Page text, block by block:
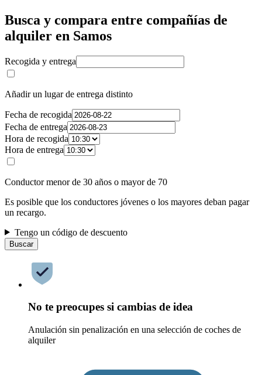
Busca y compara entre compañías de
alquiler en Samos
Recogida y entrega
Añadir un lugar de entrega distinto
Fecha de recogida
Fecha de entrega
Hora de recogida
Hora de entrega
Conductor menor de 30 años o mayor de 70
Es posible que los conductores jóvenes o los mayores deban pagar
un recargo.
Tengo un código de descuento
Buscar
No te preocupes si cambias de idea
Anulación sin penalización en una selección de coches de
alquiler